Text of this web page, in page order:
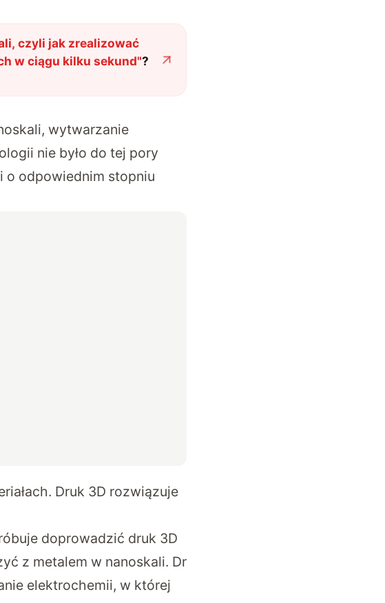
czyli jak zrealizować
w ciągu kilku sekund"?
wytwarzanie
nie było do tej pory
o odpowiednim stopniu
Druk 3D rozwiązuje
doprowadzić druk 3D
z metalem w nanoskali. Dr
elektrochemii, w której